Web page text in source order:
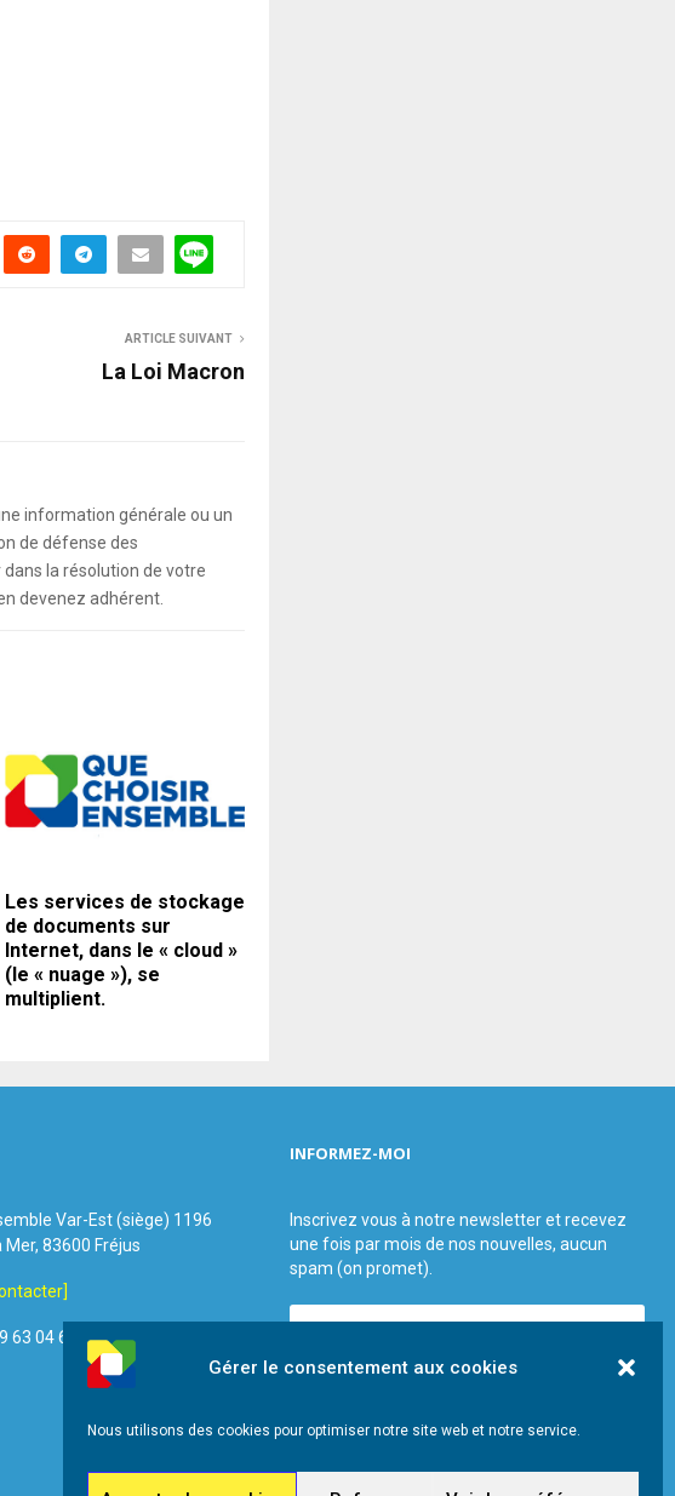
Gérer le consentement aux cookies
Nous utilisons des cookies pour optimiser notre site web et notre service.
ARTICLE SUIVANT
La Loi Macron
information générale ou un
de défense des
la résolution de votre
devenez adhérent.
Les services de stockage
de documents sur
Internet, dans le « cloud »
(le « nuage »), se
multiplient.
Var-Est (siège) 1196
Mer, 83600 Fréjus
63 04 60 44
INFORMEZ-MOI
Inscrivez vous à notre newsletter et recevez
une fois par mois de nos nouvelles, aucun
spam (on promet).